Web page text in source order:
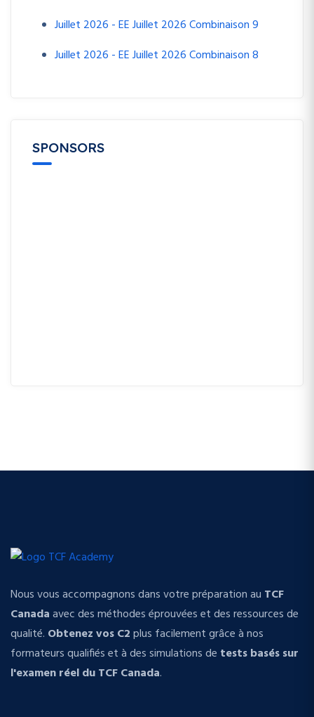
Juillet 2026 - EE Juillet 2026 Combinaison 9
Juillet 2026 - EE Juillet 2026 Combinaison 8
SPONSORS
Nous vous accompagnons dans votre préparation au TCF
Canadaavec des méthodes éprouvées et des ressources de
qualité. Obtenez vos C2plus facilement grâce à nos
formateurs qualifiés et à des simulations de tests basés sur
l'examen réel du TCF Canada.